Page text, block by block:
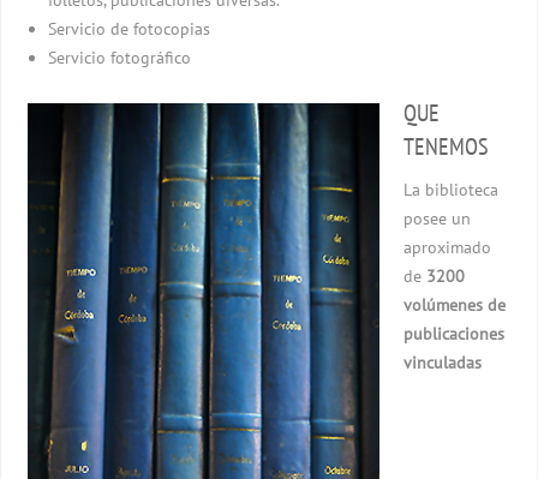
Servicio de fotocopias
Servicio fotográfico
QUE
TENEMOS
La biblioteca
posee un
aproximado
de 3200
volúmenes de
publicaciones
vinculadas